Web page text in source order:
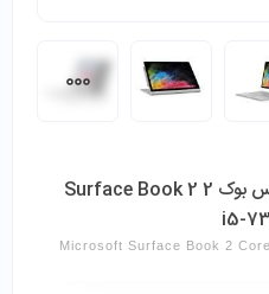
لپ تاپ مایکروسافت مدل سرفیس بوک 2 Surface Book 2
i5-
Microsoft Surface Book 2